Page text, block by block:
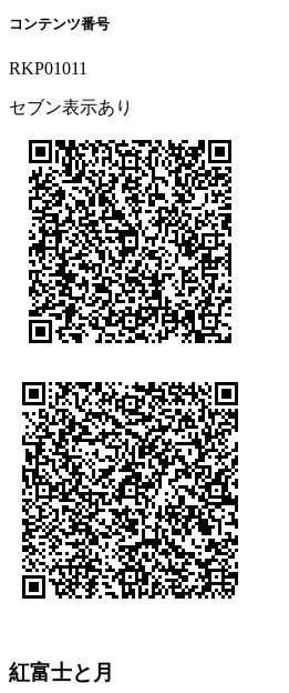
コンテンツ番号
RKP01011
セブン表示あり
紅富士と月